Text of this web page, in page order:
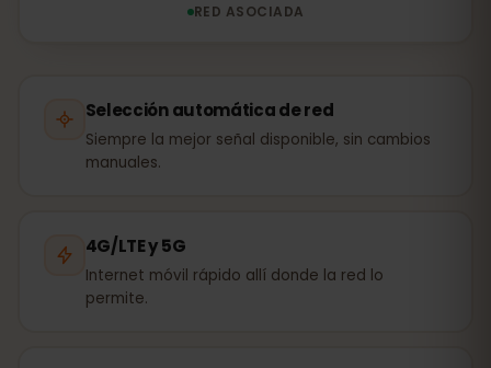
RED ASOCIADA
Selección automática de red
Siempre la mejor señal disponible, sin cambios
manuales.
4G/LTE y 5G
Internet móvil rápido allí donde la red lo
permite.